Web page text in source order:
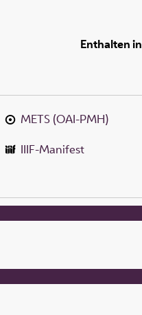
Enthalten in
METS (OAI-PMH)
IIIF-Manifest